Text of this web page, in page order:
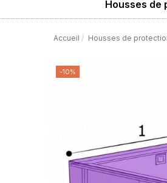
Housses de
Accueil Housses de
-10%